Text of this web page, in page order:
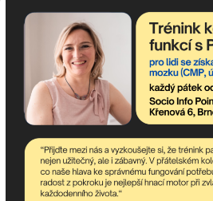
Popis: